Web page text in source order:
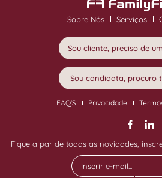
Sobre Nós Serviços
Sou cliente, preciso de
Sou candidata, procuro
FAQ'S Privacidade
Fique a par de todas as novidades,